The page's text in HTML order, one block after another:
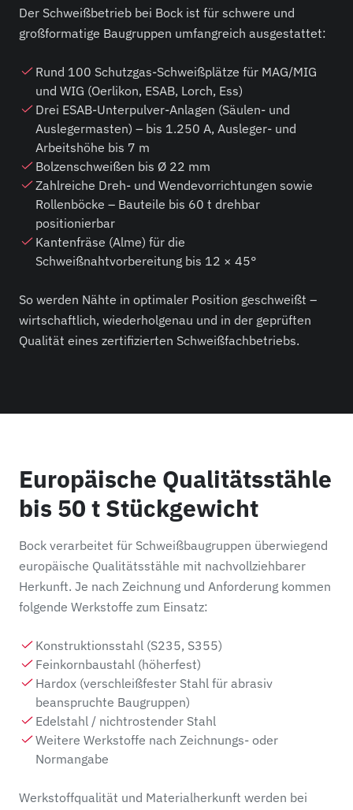
Der Schweißbetrieb bei Bock ist für schwere und
großformatige Baugruppen umfangreich ausgestattet:
Rund 100 Schutzgas-Schweißplätze für MAG/MIG
und WIG (Oerlikon, ESAB, Lorch, Ess)
Drei ESAB-Unterpulver-Anlagen (Säulen- und
Auslegermasten) – bis 1.250 A, Ausleger- und
Arbeitshöhe bis 7 m
Bolzenschweißen bis Ø 22 mm
Zahlreiche Dreh- und Wendevorrichtungen sowie
Rollenböcke – Bauteile bis 60 t drehbar
positionierbar
Kantenfräse (Alme) für die
Schweißnahtvorbereitung bis 12 × 45°
So werden Nähte in optimaler Position geschweißt –
wirtschaftlich, wiederholgenau und in der geprüften
Qualität eines zertifizierten Schweißfachbetriebs.
Europäische Qualitätsstähle
bis 50 t Stückgewicht
Bock verarbeitet für Schweißbaugruppen überwiegend
europäische Qualitätsstähle mit nachvollziehbarer
Herkunft. Je nach Zeichnung und Anforderung kommen
folgende Werkstoffe zum Einsatz:
Konstruktionsstahl (S235, S355)
Feinkornbaustahl (höherfest)
Hardox (verschleißfester Stahl für abrasiv
beanspruchte Baugruppen)
Edelstahl / nichtrostender Stahl
Weitere Werkstoffe nach Zeichnungs- oder
Normangabe
Werkstoffqualität und Materialherkunft werden bei